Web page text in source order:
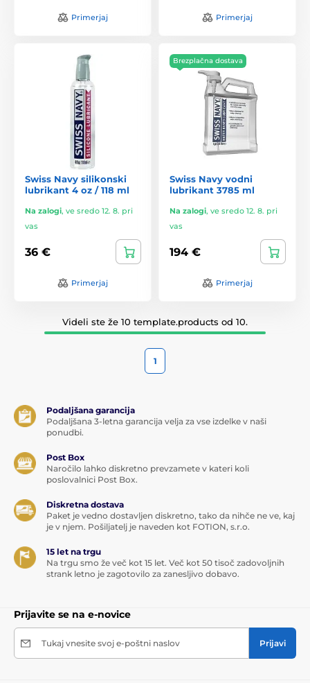
Primerjaj Primerjaj
Swiss Navy silikonski
lubrikant 4 oz / 118 ml
Na zalogi, ve sredo 12. 8. pri
vas
36 €
Primerjaj
Brezplačna dostava
Swiss Navy vodni
lubrikant 3785 ml
Na zalogi, ve sredo 12. 8. pri
vas
194 €
Primerjaj
Videli ste že 10 template.products od 10.
1
Podaljšana garancija
Podaljšana 3-letna garancija velja za vse izdelke v naši
ponudbi.
Post Box
Naročilo lahko diskretno prevzamete v kateri koli
poslovalnici Post Box.
Diskretna dostava
Paket je vedno dostavljen diskretno, tako da nihče ne ve, kaj
je v njem. Pošiljatelj je naveden kot FOTION, s.r.o.
15 let na trgu
Na trgu smo že več kot 15 let. Več kot 50 tisoč zadovoljnih
strank letno je zagotovilo za zanesljivo dobavo.
Prijavite se na e-novice
Tukaj vnesite svoj e-poštni naslov Prijavi